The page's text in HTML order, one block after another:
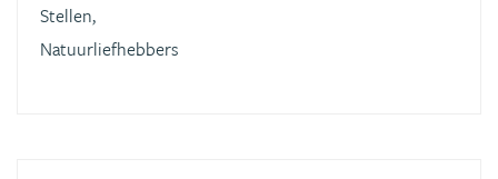
Stellen,
Natuurliefhebbers